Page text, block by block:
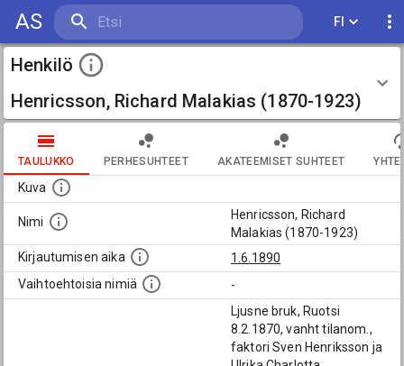
AS FI
Henkilö
Henricsson, Richard Malakias (1870-1923)
TAULUKKO PERHESUHTEET AKATEEMISET SUHTEET
Kuva
Nimi
Henricsson, Richard
Malakias (1870-1923)
Kirjautumisen aika
1.6.1890
Vaihtoehtoisia nimiä
-
Ljusne bruk, Ruotsi
8.2.1870, vanht tilanom.,
faktori Sven Henriksson ja